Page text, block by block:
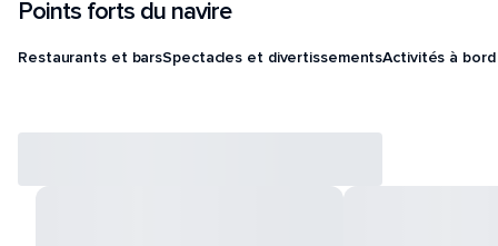
Points forts du navire
Restaurants et barsSpectacles et divertissementsActivités à bord